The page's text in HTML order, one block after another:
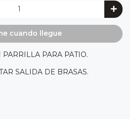
cuando llegue
PARA PATIO.
SALIDA DE BRASAS.